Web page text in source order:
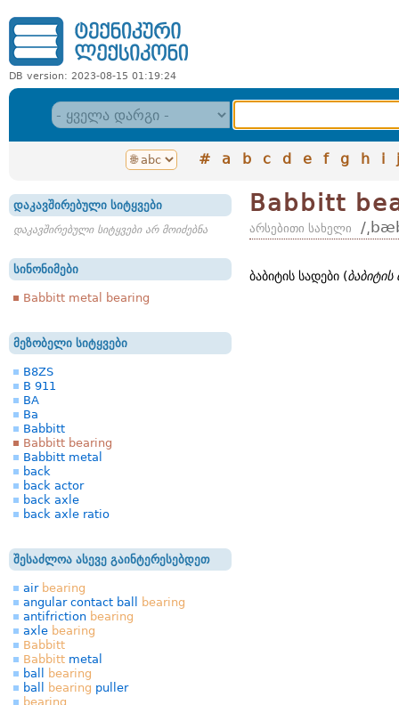
DB version: 2023-08-15 01:19:24
# a b c d e f g h i j
დაკავშირებული სიტყვები
დაკავშირებული სიტყვები არ მოიძებნა
სინონიმები
Babbitt metal bearing
მეზობელი სიტყვები
B8ZS
B 911
BA
Ba
Babbitt
Babbitt bearing
Babbitt metal
back
back actor
back axle
back axle ratio
შესაძლოა ასევე გაინტერესებდეთ
air bearing
angular contact ball
bearing
antifriction bearing
axle bearing
Babbitt
Babbitt metal
ball
bearing
ball
bearing puller
bearing
Babbitt
არსებითი სახელი /
ბაბიტის სადები (